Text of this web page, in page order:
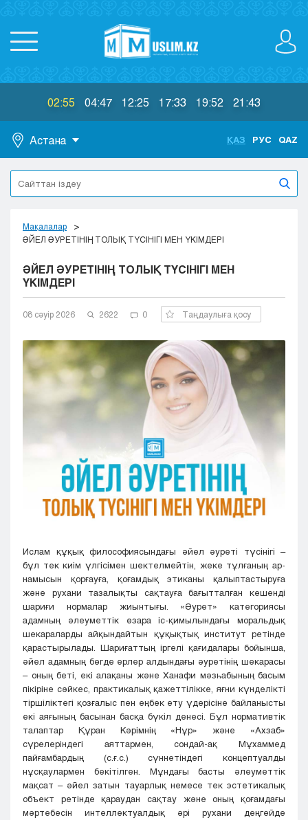
02:55 04:47 12:25 17:33 19:52 21:43
Астана
Астана
Алматы
Актобе
Атырау
Караганда
Кокшетау
Кызылорда
Петропавловск
Семей
Талдыкорган
Уральск
Шымкент
ҚАЗ РУС QAZ
Мақалалар
ӘЙЕЛ ӘУРЕТІНІҢ ТОЛЫҚ ТҮСІНІГІ МЕН ҮКІМДЕРІ
ӘЙЕЛ ӘУРЕТІНІҢ ТОЛЫҚ ТҮСІНІГІ МЕН
ҮКІМДЕРІ
08 сәуір 2026 2622 0 Таңдаулыға қосу
Ислам құқық философиясындағы әйел әуреті түсінігі –
бұл тек киім үлгісімен шектелмейтін, жеке тұлғаның ар-
намысын қорғауға, қоғамдық этиканы қалыптастыруға
және рухани тазалықты сақтауға бағытталған кешенді
шариғи нормалар жиынтығы. «Әурет» категориясы
адамның әлеуметтік өзара іс-қимылындағы моральдық
шекараларды айқындайтын құқықтық институт ретінде
қарастырылады. Шариғаттың іргелі қағидалары бойынша,
әйел адамның бөгде ерлер алдындағы әуретінің шекарасы
– оның беті, екі алақаны және Ханафи мәзһабының басым
пікіріне сәйкес, практикалық қажеттілікке, яғни күнделікті
тіршіліктегі қозғалыс пен еңбек ету үдерісіне байланысты
екі аяғының басынан басқа бүкіл денесі. Бұл нормативтік
талаптар Құран Кәрімнің «Нұр» және «Ахзаб»
сүрелеріндегі аяттармен, сондай-ақ Мұхаммед
пайғамбардың (с.ғ.с.) сүннетіндегі концептуалды
нұсқаулармен бекітілген. Мұндағы басты әлеуметтік
мақсат – әйел затын тауарлық немесе тек эстетикалық
объект ретінде қараудан сақтау және оның қоғамдағы
мәртебесін интеллектуалдық әрі рухани деңгейде